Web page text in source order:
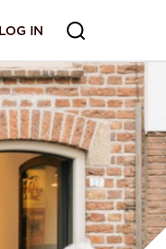
LOG IN